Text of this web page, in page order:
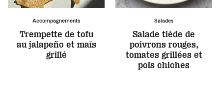
Accompagnements
Trempette de tofu
au jalapeño et maïs
grillé
Salades
Salade tiède de
poivrons rouges,
tomates grillées et
pois chiches